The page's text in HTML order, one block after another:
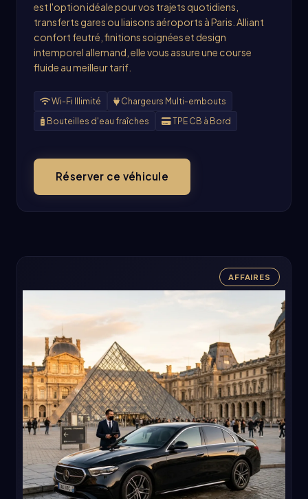
est l'option idéale pour vos trajets quotidiens,
transferts gares ou liaisons aéroports à Paris. Alliant
confort feutré, finitions soignées et design
intemporel allemand, elle vous assure une course
fluide au meilleur tarif.
Wi-Fi Illimité
Chargeurs Multi-embouts
Bouteilles d'eau fraîches
TPE CB à Bord
Réserver ce véhicule
AFFAIRES